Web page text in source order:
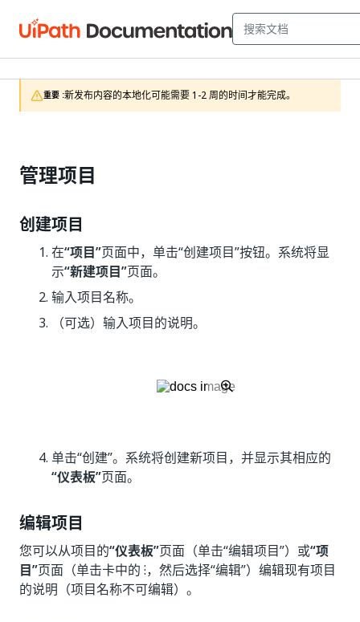
重要 :新发布内容的本地化可能需要 1-2 周的时间才能完成。
管理项目
创建项目
在“项目”页面中，单击“创建项目”按钮。系统将显
示“新建项目”页面。
输入项目名称。
（可选）输入项目的说明。
单击“创建”。系统将创建新项目，并显示其相应的
“仪表板”页面。
编辑项目
您可以从项目的“仪表板”页面（单击“编辑项目”）或“项
目”页面（单击卡中的 ⁝，然后选择“编辑”）编辑现有项目
的说明（项目名称不可编辑）。